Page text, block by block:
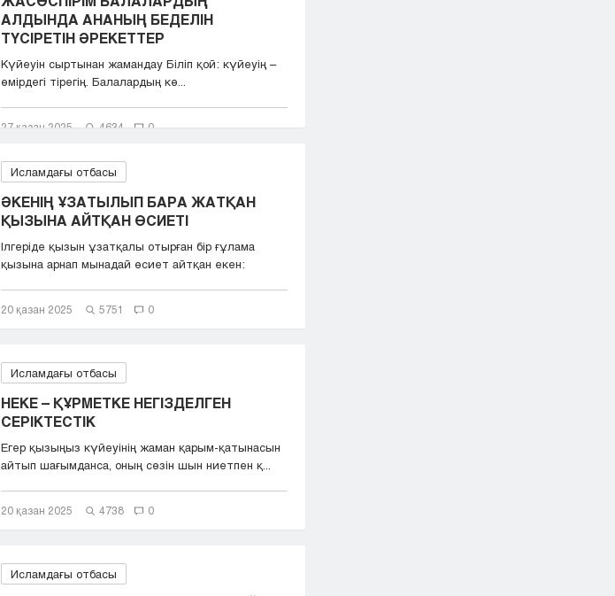
АЛДЫНДА АНАНЫҢ БЕДЕЛІН
ТҮСІРЕТІН ӘРЕКЕТТЕР
Күйеуін сыртынан жамандау Біліп қой: күйеуің –
өмірдегі тірегің. Балалардың кө...
27 қазан 2025 4634 0
Исламдағы отбасы
ӘКЕНІҢ ҰЗАТЫЛЫП БАРА ЖАТҚАН
ҚЫЗЫНА АЙТҚАН ӨСИЕТІ
Ілгеріде қызын ұзатқалы отырған бір ғұлама
қызына арнап мынадай өсиет айтқан екен:
20 қазан 2025 5751 0
Исламдағы отбасы
НЕКЕ – ҚҰРМЕТКЕ НЕГІЗДЕЛГЕН
СЕРІКТЕСТІК
Егер қызыңыз күйеуінің жаман қарым-қатынасын
айтып шағымданса, оның сөзін шын ниетпен қ...
20 қазан 2025 4738 0
Исламдағы отбасы